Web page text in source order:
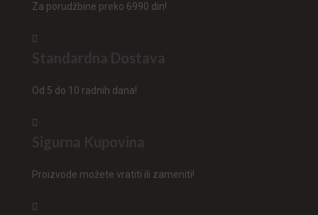
Za porudžbine preko 6990 din!
Od 5 do 10 radnih dana!
Proizvode možete vratiti ili zameniti!